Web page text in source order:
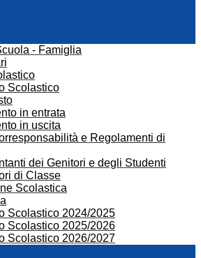
- Famiglia
Scolastico
in entrata
in uscita
e Regolamenti di
dei Genitori e degli Studenti
di Classe
Scolastica
Scolastico 2024/2025
Scolastico 2025/2026
Scolastico 2026/2027